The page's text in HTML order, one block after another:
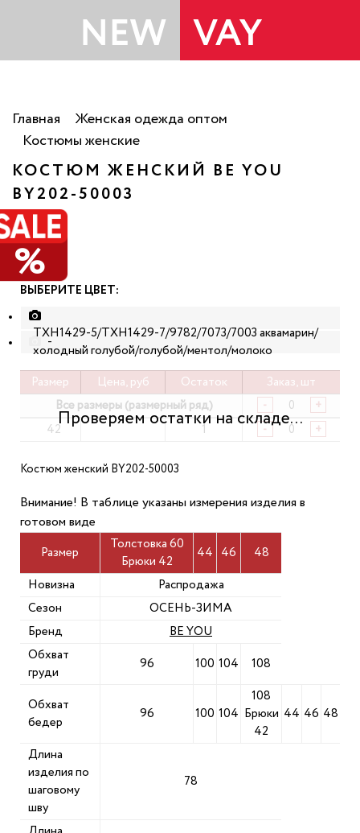
Главная
Женская одежда оптом
Костюмы женские
КОСТЮМ ЖЕНСКИЙ BE YOU
BY202-50003
%
РАСПРОДАЖА
ВЫБЕРИТЕ ЦВЕТ:
ТХН1429-5/ТХН1429-7/9782/7073/7003 аквамарин/
холодный голубой/голубой/ментол/молоко
-
Размер Цена, руб Остаток
Заказ, шт
Все размеры (размерный ряд)
- +
42 1 - +
Костюм женский BY202-50003
Внимание! В таблице указаны измерения изделия в
готовом виде
Размер
Толстовка 60
Брюки 42
44 46 48
Новизна
Распродажа
Сезон
ОСЕНЬ-ЗИМА
Бренд
BE YOU
Обхват
груди
96 100 104 108
Обхват
бедер
96 100 104
108
Брюки
42
44 46 48
Длина
изделия по
шаговому
шву
78